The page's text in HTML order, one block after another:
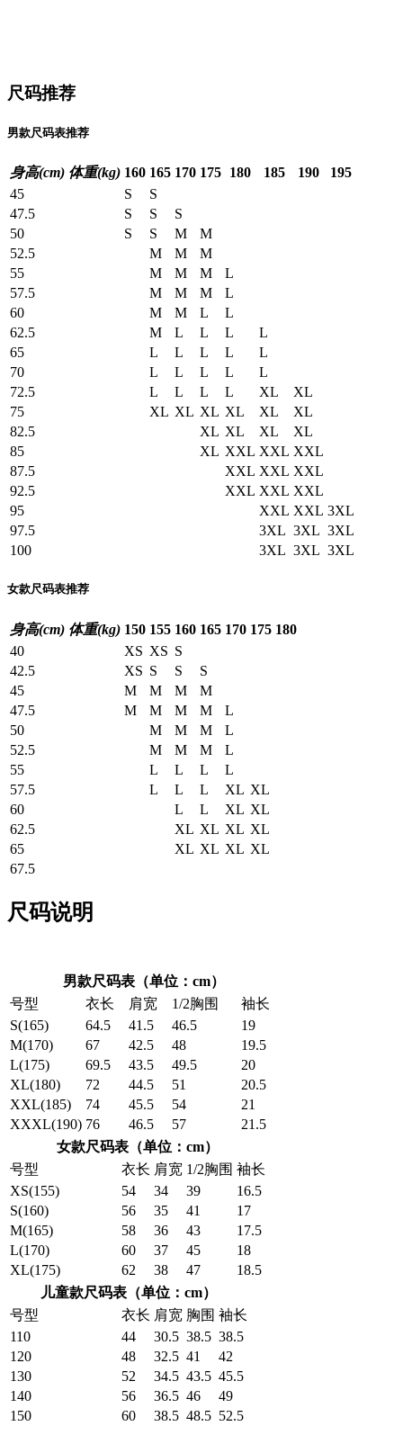
尺码推荐
男款尺码表推荐
身高(cm) 体重(kg) 160 165 170 175 180 185 190
195
45
S
S
47.5
S S
S
50
S S M
M
52.5
M M
M
55
M M M
L
57.5
M M M
L
60
M M L
L
62.5
M L L L
L
65
L L L L
L
70
L L L L
L
72.5
L L L L XL
XL
75
XL XL XL XL XL
XL
82.5
XL XL XL
XL
85
XL XXL XXL XXL
87.5
XXL XXL XXL
92.5
XXL XXL XXL
95
XXL XXL 3XL
97.5
3XL 3XL 3XL
100
3XL 3XL 3XL
女款尺码表推荐
身高(cm) 体重(kg) 150 155 160 165 170 175 180
40
XS XS S
42.5
XS S S
S
45
M M M
M
47.5
M M M M
L
50
M M M
L
52.5
M M M
L
55
L L L
L
57.5
L L L XL XL
60
L L XL XL
62.5
XL XL XL XL
65
XL XL XL XL
67.5
尺码说明
男款尺码表（单位：cm）
号型
衣长 肩宽 1/2胸围
袖长
S(165)
64.5 41.5 46.5
19
M(170)
67 42.5 48
19.5
L(175)
69.5 43.5 49.5
20
XL(180)
72 44.5 51
20.5
XXL(185)
74 45.5 54
21
XXXL(190) 76 46.5 57
21.5
女款尺码表（单位：cm）
号型
衣长 肩宽 1/2胸围 袖长
XS(155)
54 34 39
16.5
S(160)
56 35 41
17
M(165)
58 36 43
17.5
L(170)
60 37 45
18
XL(175)
62 38 47
18.5
儿童款尺码表（单位：cm）
号型
衣长 肩宽 胸围 袖长
110
44 30.5 38.5 38.5
120
48 32.5 41
42
130
52 34.5 43.5 45.5
140
56 36.5 46
49
150
60 38.5 48.5 52.5